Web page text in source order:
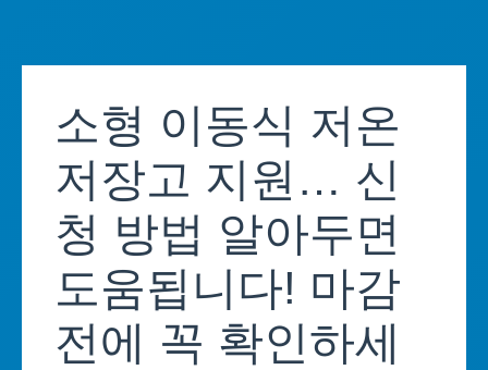
content소형 이동식 저온
저장고 지원… 신
청 방법 알아두면
도움됩니다! 마감
전에 꼭 확인하세